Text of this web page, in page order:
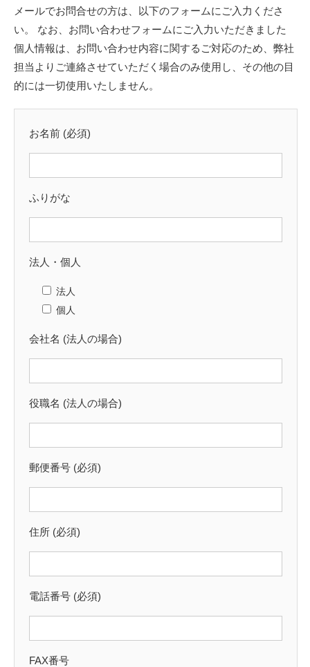
メールでお問合せの方は、以下のフォームにご入力くださ
い。 なお、お問い合わせフォームにご入力いただきました
個人情報は、お問い合わせ内容に関するご対応のため、弊社
担当よりご連絡させていただく場合のみ使用し、その他の目
的には一切使用いたしません。
お名前 (必須)
ふりがな
法人・個人
法人
個人
会社名 (法人の場合)
役職名 (法人の場合)
郵便番号 (必須)
住所 (必須)
電話番号 (必須)
FAX番号
デザインタイル
輸入セラミックタイル